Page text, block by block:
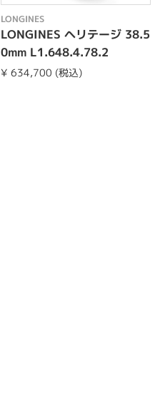
LONGINES
LONGINES ヘリテージ 38.5
0mm L1.648.4.78.2
¥ 634,700 (税込)